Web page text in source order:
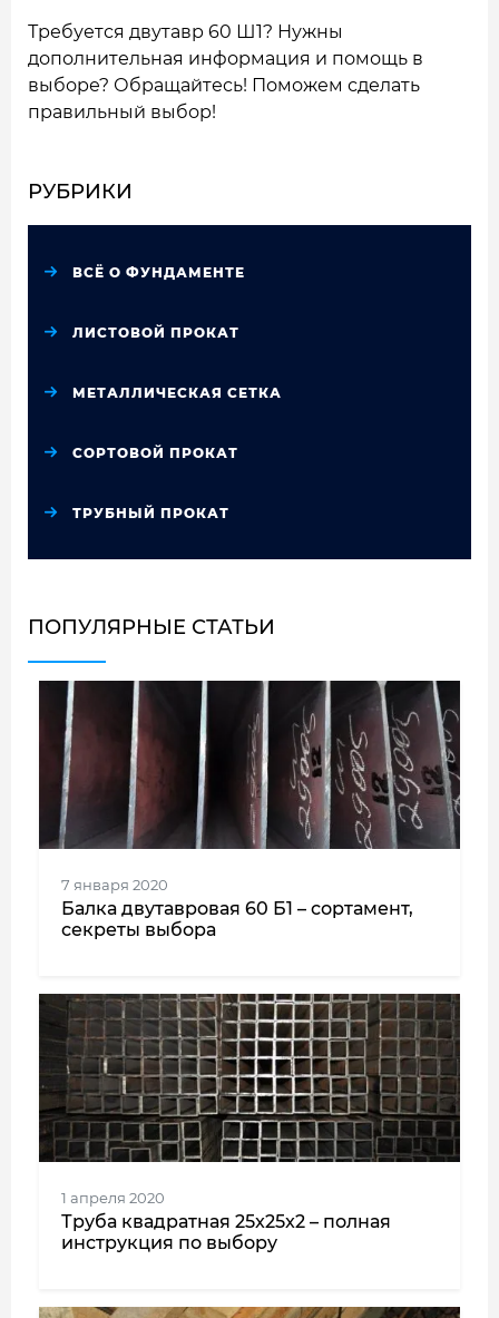
Требуется двутавр 60 Ш1? Нужны
дополнительная информация и помощь в
выборе? Обращайтесь! Поможем сделать
правильный выбор!
РУБРИКИ
ВСЁ О ФУНДАМЕНТЕ
ЛИСТОВОЙ ПРОКАТ
МЕТАЛЛИЧЕСКАЯ СЕТКА
СОРТОВОЙ ПРОКАТ
ТРУБНЫЙ ПРОКАТ
ПОПУЛЯРНЫЕ СТАТЬИ
7 января 2020
Балка двутавровая 60 Б1 – сортамент,
секреты выбора
1 апреля 2020
Труба квадратная 25x25x2 – полная
инструкция по выбору